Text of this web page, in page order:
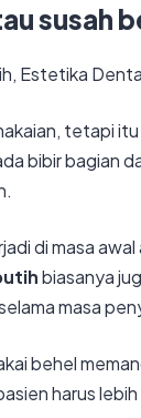
susah
tetapi
bibir bagian
di masa
biasanya
masa
behel
harus